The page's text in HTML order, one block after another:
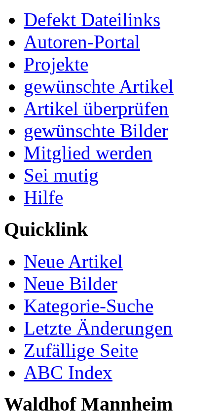
Defekt Dateilinks
Autoren-Portal
Projekte
gewünschte Artikel
Artikel überprüfen
gewünschte Bilder
Mitglied werden
Sei mutig
Hilfe
Quicklink
Neue Artikel
Neue Bilder
Kategorie-Suche
Letzte Änderungen
Zufällige Seite
ABC Index
Waldhof Mannheim